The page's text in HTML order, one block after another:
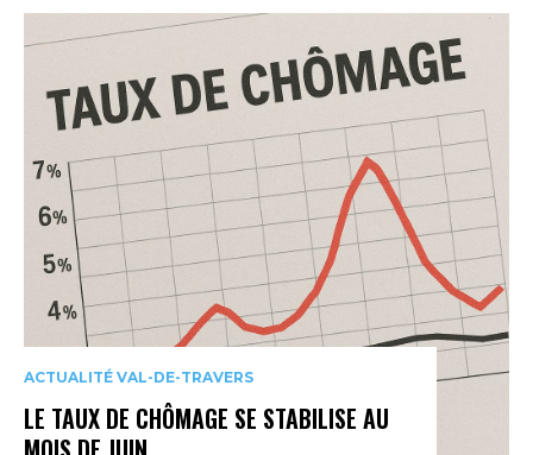
ACTUALITÉ VAL-DE-TRAVERS
LE TAUX DE CHÔMAGE SE STABILISE AU